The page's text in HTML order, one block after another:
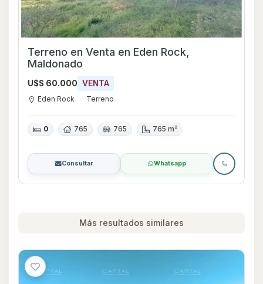
Terreno en Venta en Eden Rock,
Maldonado
U$S 60.000 VENTA
Eden Rock Terreno
0 765 765 765 m²
Consultar Whatsapp
Más resultados similares